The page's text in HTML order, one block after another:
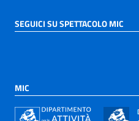
SEGUICI SU SPETTACOLO MIC
MIC